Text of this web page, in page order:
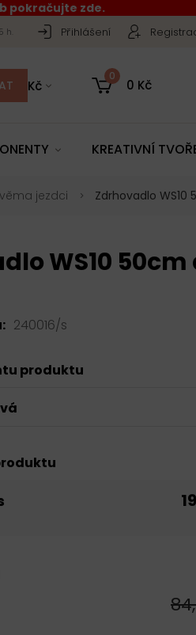
pokračujte zde.
h. Přihlášení
Kč
0
0 Kč
KREATIVNÍ
jezdci Zdrhovadlo WS10
WS10
240016/s
produktu